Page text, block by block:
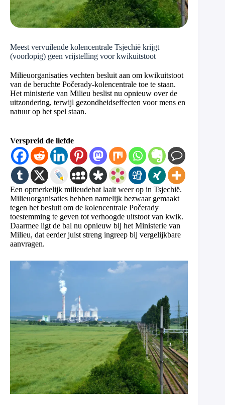
Meest vervuilende kolencentrale Tsjechië krijgt
(voorlopig) geen vrijstelling voor kwikuitstoot
Milieuorganisaties vechten besluit aan om kwikuitstoot
van de beruchte Počerady-kolencentrale toe te staan.
Het ministerie van Milieu beslist nu opnieuw over de
uitzondering, terwijl gezondheidseffecten voor mens en
natuur op het spel staan.
Verspreid de liefde
Een opmerkelijk milieudebat laait weer op in Tsjechië.
Milieuorganisaties hebben namelijk bezwaar gemaakt
tegen het besluit om de kolencentrale Počerady
toestemming te geven tot verhoogde uitstoot van kwik.
Daarmee ligt de bal nu opnieuw bij het Ministerie van
Milieu, dat eerder juist streng ingreep bij vergelijkbare
aanvragen.